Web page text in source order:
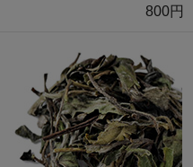
800円